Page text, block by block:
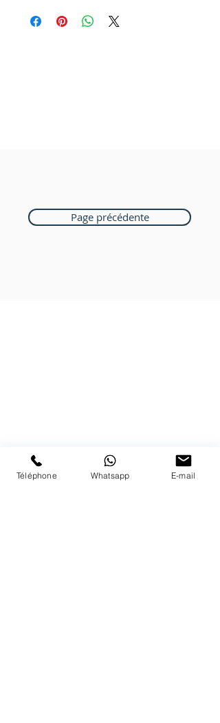
Page précédente
PAIEMENTS ACCEPTÉS
Téléphone Whatsapp E-mail